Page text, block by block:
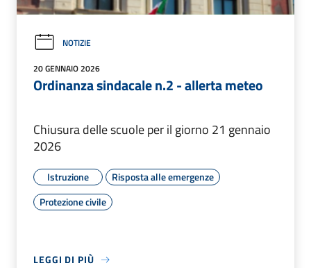
NOTIZIE
20 GENNAIO 2026
Ordinanza sindacale n.2 - allerta meteo
Chiusura delle scuole per il giorno 21 gennaio
2026
Istruzione
Risposta alle emergenze
Protezione civile
LEGGI DI PIÙ